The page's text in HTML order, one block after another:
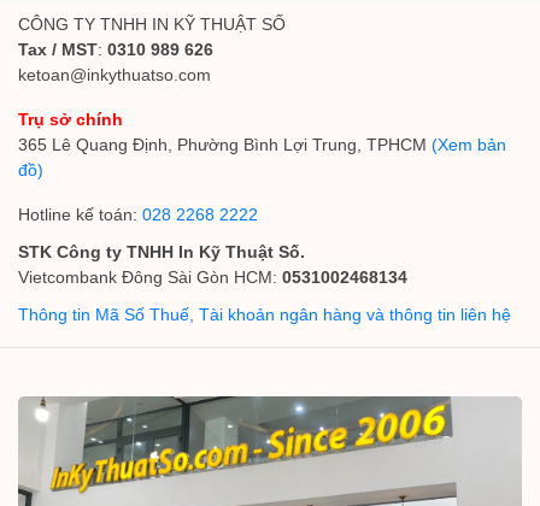
CÔNG TY TNHH IN KỸ THUẬT SỐ
Tax / MST: 0310 989 626
ketoan@inkythuatso.com
Trụ sở chính
365 Lê Quang Định, Phường Bình Lợi Trung, TPHCM (Xem bản
đồ)
Hotline kế toán: 028 2268 2222
STK Công ty TNHH In Kỹ Thuật Số.
Vietcombank Đông Sài Gòn HCM: 0531002468134
Thông tin Mã Số Thuế, Tài khoản ngân hàng và thông tin liên hệ